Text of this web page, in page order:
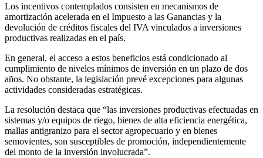
Los incentivos contemplados consisten en mecanismos de
amortización acelerada en el Impuesto a las Ganancias y la
devolución de créditos fiscales del IVA vinculados a inversiones
productivas realizadas en el país.
En general, el acceso a estos beneficios está condicionado al
cumplimiento de niveles mínimos de inversión en un plazo de dos
años. No obstante, la legislación prevé excepciones para algunas
actividades consideradas estratégicas.
La resolución destaca que “las inversiones productivas efectuadas en
sistemas y/o equipos de riego, bienes de alta eficiencia energética,
mallas antigranizo para el sector agropecuario y en bienes
semovientes, son susceptibles de promoción, independientemente
del monto de la inversión involucrada”.